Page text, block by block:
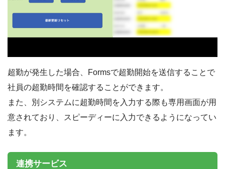
超勤が発生した場合、Formsで超勤開始を送信することで
社員の超勤時間を確認することができます。
また、別システムに超勤時間を入力する際も専用画面が用
意されており、スピーディーに入力できるようになってい
ます。
連携サービス